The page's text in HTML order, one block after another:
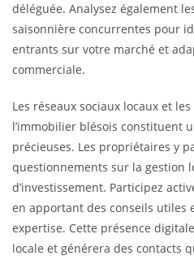
déléguée. Analysez également
saisonnière concurrentes pour
entrants sur votre marché et
commerciale.
Les réseaux sociaux locaux et
l’immobilier blésois constituent
précieuses. Les propriétaires y
questionnements sur la gestion
d’investissement. Participez
en apportant des conseils utiles
expertise. Cette présence
locale et générera des contacts